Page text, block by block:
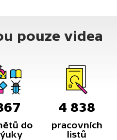
pouze videa
do
4 838
pracovních
listů